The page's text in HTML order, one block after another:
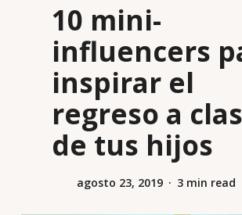
10 mini-
influencers
inspirar el
regreso a
de tus hijos
agosto 23, 2019 3 min read